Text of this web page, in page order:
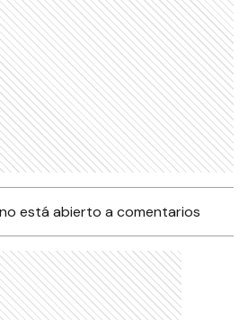
está abierto a comentarios